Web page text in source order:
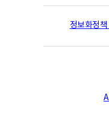
정보화정